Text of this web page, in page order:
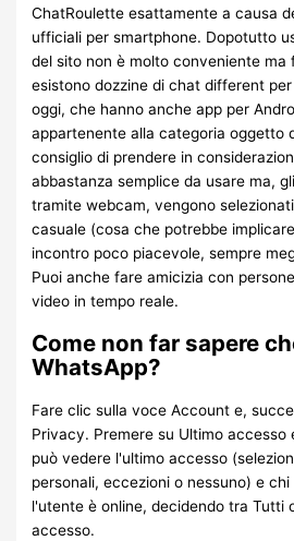
ChatRoulette esattamente a causa
ufficiali per smartphone. Dopotutto
del sito non è molto conveniente ma
esistono dozzine di chat different
oggi, che hanno anche app per
appartenente alla categoria oggetto
consiglio di prendere in
abbastanza semplice da usare ma,
tramite webcam, vengono
casuale (cosa che potrebbe
incontro poco piacevole, sempre
Puoi anche fare amicizia con
video in tempo reale.
Come non far sapere
WhatsApp?
Fare clic sulla voce Account e,
Privacy. Premere su Ultimo accesso
può vedere l'ultimo accesso
personali, eccezioni o nessuno) e
l'utente è online, decidendo tra Tutti
accesso.